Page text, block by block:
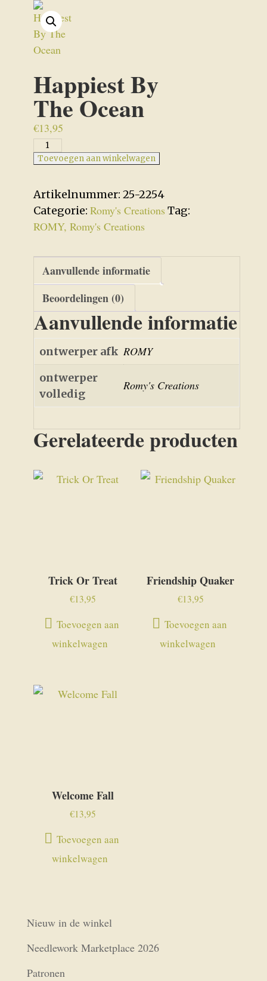
Happiest By
The Ocean
€13,95
Happiest
By
Ocean
aantal
Toevoegen aan winkelwagen
Artikelnummer: 25-2254
Categorie: Romy's Creations Tag:
ROMY, Romy's Creations
Aanvullende informatie
Beoordelingen (0)
Aanvullende informatie
ontwerper afk ROMY
ontwerper
volledig
Romy's Creations
Gerelateerde producten
Trick Or Treat
€13,95
Toevoegen aan
winkelwagen
Friendship Quaker
€13,95
Toevoegen aan
winkelwagen
Welcome Fall
€13,95
Toevoegen aan
winkelwagen
Nieuw in de winkel
Needlework Marketplace 2026
Patronen